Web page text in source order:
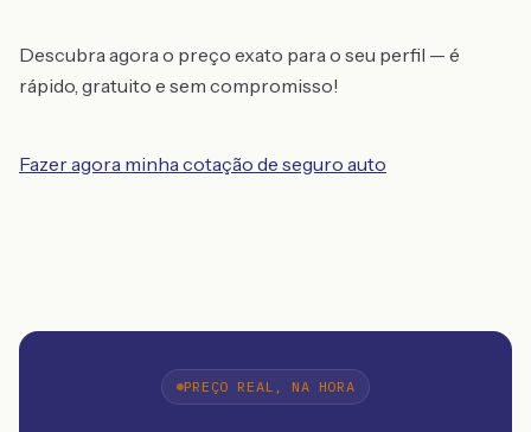
Descubra agora o preço exato para o seu perfil — é
rápido, gratuito e sem compromisso!
Fazer agora minha cotação de seguro auto
PREÇO REAL, NA HORA